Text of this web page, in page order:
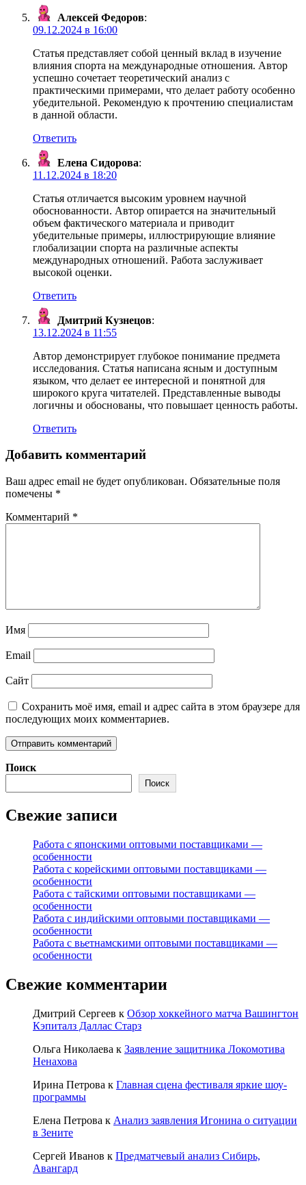
Алексей Федоров:
09.12.2024 в 16:00
Статья представляет собой ценный вклад в изучение
влияния спорта на международные отношения. Автор
успешно сочетает теоретический анализ с
практическими примерами, что делает работу особенно
убедительной. Рекомендую к прочтению специалистам
в данной области.
Ответить
Елена Сидорова:
11.12.2024 в 18:20
Статья отличается высоким уровнем научной
обоснованности. Автор опирается на значительный
объем фактического материала и приводит
убедительные примеры, иллюстрирующие влияние
глобализации спорта на различные аспекты
международных отношений. Работа заслуживает
высокой оценки.
Ответить
Дмитрий Кузнецов:
13.12.2024 в 11:55
Автор демонстрирует глубокое понимание предмета
исследования. Статья написана ясным и доступным
языком, что делает ее интересной и понятной для
широкого круга читателей. Представленные выводы
логичны и обоснованы, что повышает ценность работы.
Ответить
Добавить комментарий
Ваш адрес email не будет опубликован. Обязательные поля
помечены *
Комментарий *
Имя
Email
Сайт
Сохранить моё имя, email и адрес сайта в этом браузере для
последующих моих комментариев.
Поиск
Поиск
Свежие записи
Работа с японскими оптовыми поставщиками —
особенности
Работа с корейскими оптовыми поставщиками —
особенности
Работа с тайскими оптовыми поставщиками —
особенности
Работа с индийскими оптовыми поставщиками —
особенности
Работа с вьетнамскими оптовыми поставщиками —
особенности
Свежие комментарии
Дмитрий Сергеев к Обзор хоккейного матча Вашингтон
Кэпиталз Даллас Старз
Ольга Николаева к Заявление защитника Локомотива
Ненахова
Ирина Петрова к Главная сцена фестиваля яркие шоу-
программы
Елена Петрова к Анализ заявления Игонина о ситуации
в Зените
Сергей Иванов к Предматчевый анализ Сибирь,
Авангард